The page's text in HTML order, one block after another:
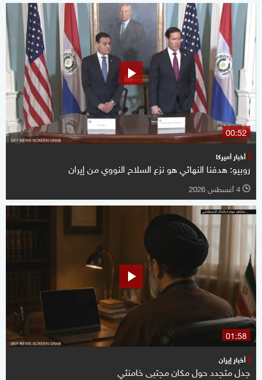
00:52
أخبار أميركا
روبيو: هدفنا النهائي هو نزع السلاح النووي من إيران
l 4 أغسطس 2026
01:58
أخبار إيران
جدل متجدد حول مكان مجتبى خامنئي